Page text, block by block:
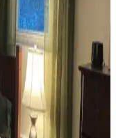
ve Ev
ekonomik ve özgün
temizlik ve stil
Rolü